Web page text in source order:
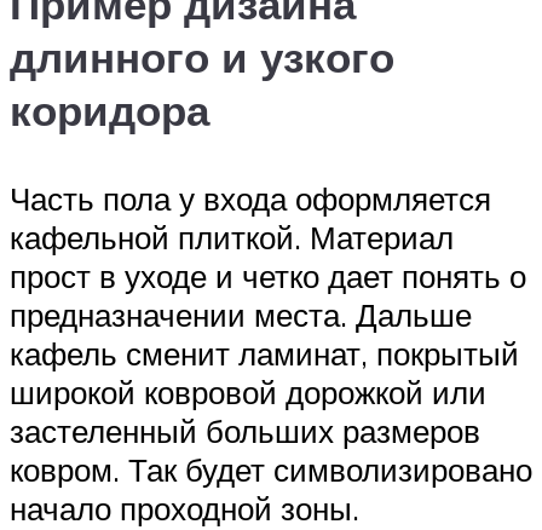
длинного и узкого
коридора
Часть пола у входа оформляется
кафельной плиткой. Материал
прост в уходе и четко дает понять о
предназначении места. Дальше
кафель сменит ламинат, покрытый
широкой ковровой дорожкой или
застеленный больших размеров
ковром. Так будет символизировано
начало проходной зоны.